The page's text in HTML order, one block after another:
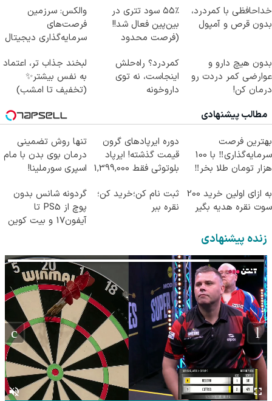
خداحافظی با کمردرد،
بدون قرص و آمپول
۵۵٪ سود تتری در
بین‌پین فعال شد!!
(فرصت محدود
والکس: سرزمین
فرصت‌های
سرمایه‌گذاری دیجیتال
بدون هیچ دارو و
عوارضی کمر دردت رو
درمان کن!
کمردرد؟ راه‌حلش
اینجاست، نه توی
داروخونه
لبخند جذاب تر، اعتماد
به نفس بیشتر✨
(تخفیف تا امشب)
مطالب پیشنهادی
بهترین فرصت
سرمایه‌گذاری‼️ با 100
هزار تومان طلا بخر‼️
دوره ایرپاد‌های گرون
قیمت گذشته! ایرپاد
بلوتوثی فقط 1,399,000
تنها روش تضمینی
درمان بوی بدن با مام
اسپری سورملینا!
به ازای اولین خرید 200
سوت نقره هدیه بگیر
ثبت نام کن؛خرید کن؛
نقره ببر
گردونه شانس بدون
پوچ از PS5 تا
آیفون17 و بیت کوین
زنده پیشنهادی